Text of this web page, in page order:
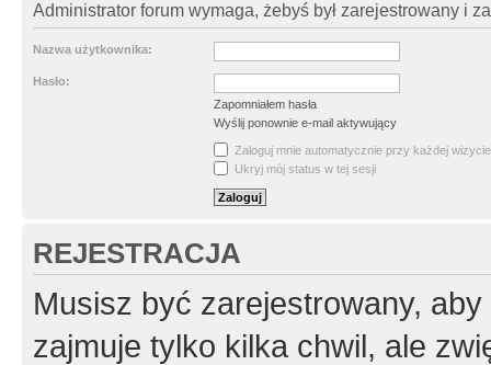
Administrator forum wymaga, żebyś był zarejestrowany i
Nazwa użytkownika:
Hasło:
Zapomniałem hasła
Wyślij ponownie e-mail aktywujący
Zaloguj mnie automatycznie przy każdej wizycie
Ukryj mój status w tej sesji
REJESTRACJA
Musisz być zarejestrowany,
zajmuje tylko kilka chwil, ale